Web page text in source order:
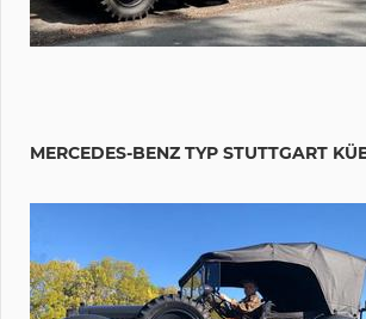
MERCEDES-BENZ TYP STUTTGART